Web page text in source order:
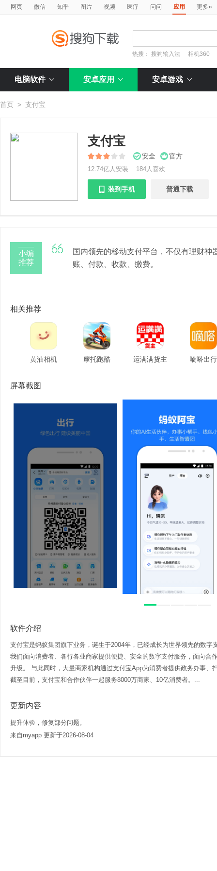
网页 微信 知乎 图片 视频 医疗 问问 应用 更多»
热搜：搜狗输入法 相机360
电脑软件 安卓应用 安卓游戏
首页 > 支付宝
支付宝
安全 官方
12.74亿人安装 184人喜欢
 装到手机 普通下载
小编
推荐

国内领先的移动支付平台，不仅有理财神
账、付款、收款、缴费。
相关推荐
黄油相机 摩托跑酷 运满满货主 嘀嗒出行
屏幕截图
软件介绍
支付宝是蚂蚁集团旗下业务，诞生于2004年，已经成长为世界领先的数字
我们面向消费者、各行各业商家提供便捷、安全的数字支付服务，面向合
升级。 与此同时，大量商家机构通过支付宝App为消费者提供政务办事、
截至目前，支付宝和合作伙伴一起服务8000万商家、10亿消费者。...
更新内容
提升体验，修复部分问题。
来自myapp 更新于2026-08-04